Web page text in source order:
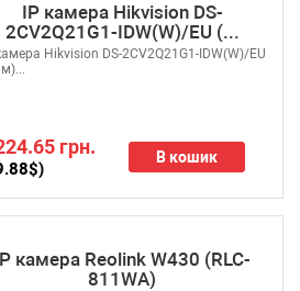
IP камера Hikvision DS-
2CV2Q21G1-IDW(W)/EU (...
грн. В кошик
Hikvision DS-2CV2Q21G1-IDW(W)/EU
камера Reolink W430 (RLC-
811WA)